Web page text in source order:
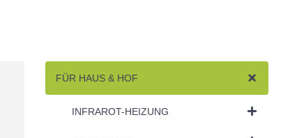
FÜR HAUS & HOF
INFRAROT-HEIZUNG